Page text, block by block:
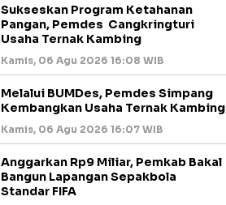
Sukseskan Program Ketahanan
Pangan, Pemdes Cangkringturi
Usaha Ternak Kambing
Kamis, 06 Agu 2026 16:08 WIB
Melalui BUMDes, Pemdes Simpang
Kembangkan Usaha Ternak Kambing
Kamis, 06 Agu 2026 16:07 WIB
Anggarkan Rp9 Miliar, Pemkab Bakal
Bangun Lapangan Sepakbola
Standar FIFA